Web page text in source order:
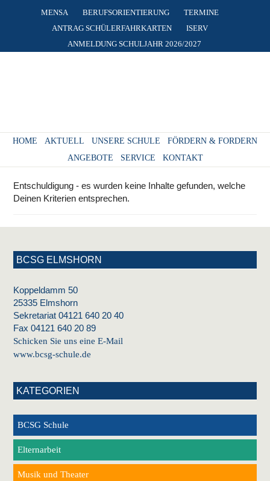
MENSA BERUFSORIENTIERUNG
TERMINE
ANTRAG SCHÜLERFAHRKARTEN
ISERV
ANMELDUNG SCHULJAHR 2026/2027
HOME AKTUELL UNSERE SCHULE
FÖRDERN & FORDERN
ANGEBOTE
SERVICE KONTAKT
Entschuldigung - es wurden keine Inhalte gefunden, welche
Deinen Kriterien entsprechen.
BCSG ELMSHORN
Koppeldamm 50
25335 Elmshorn
Sekretariat 04121 640 20 40
Fax 04121 640 20 89
Schicken Sie uns eine E-Mail
www.bcsg-schule.de
KATEGORIEN
BCSG Schule
Elternarbeit
Musik und Theater